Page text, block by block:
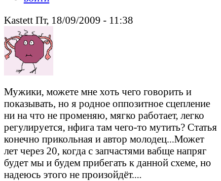
Kastett Пт, 18/09/2009 - 11:38
Мужики, можете мне хоть чего говорить и
показывать, но я родное оппозитное сцепление
ни на что не променяю, мягко работает, легко
регулируется, нфига там чего-то мутить? Статья
конечно прикольная и автор молодец...Может
лет через 20, когда с запчастями вабще напряг
будет мы и будем прибегать к данной схеме, но
надеюсь этого не произойдёт....